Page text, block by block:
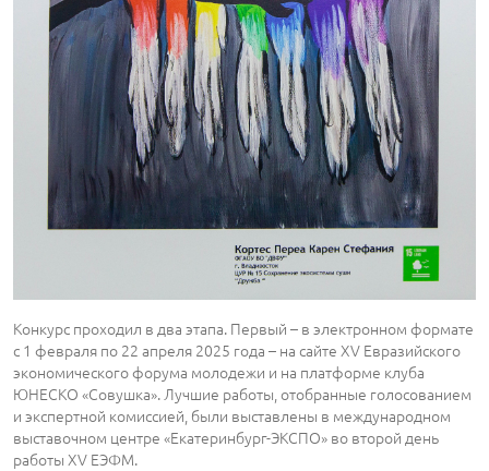
Конкурс проходил в два этапа. Первый – в электронном формате
с 1 февраля по 22 апреля 2025 года – на сайте XV Евразийского
экономического форума молодежи и на платформе клуба
ЮНЕСКО «Совушка». Лучшие работы, отобранные голосованием
и экспертной комиссией, были выставлены в международном
выставочном центре «Екатеринбург-ЭКСПО» во второй день
работы XV ЕЭФМ.